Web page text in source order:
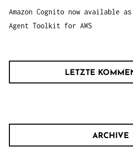
Amazon Cognito now available
Agent Toolkit for AWS
LETZTE
ARCHIVE